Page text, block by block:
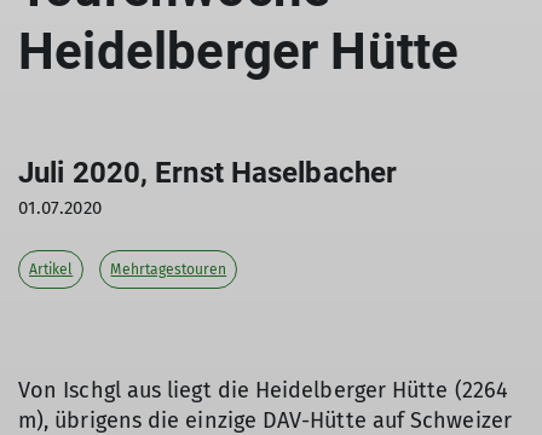
Heidelberger Hütte
Juli 2020, Ernst Haselbacher
01.07.2020
Artikel Mehrtagestouren
Von Ischgl aus liegt die Heidelberger Hütte (2264
m), übrigens die einzige DAV-Hütte auf Schweizer